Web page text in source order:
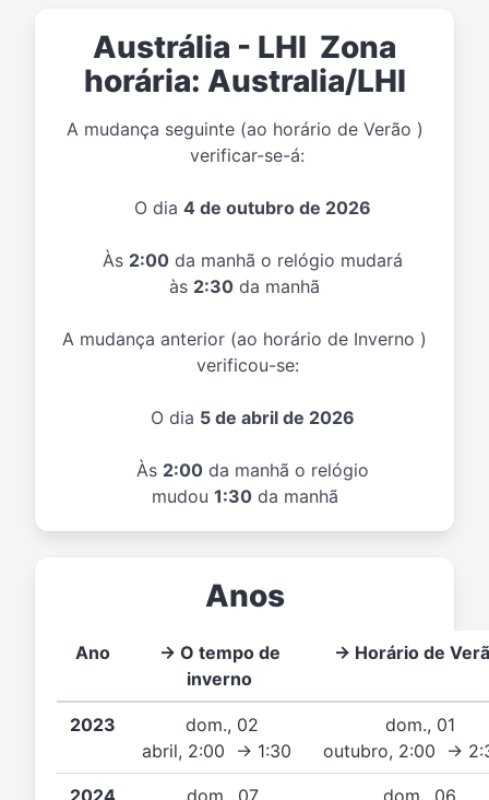
Austrália - LHI Zona
horária: Australia/LHI
A mudança seguinte (ao horário de Verão )
verificar-se-á:
O dia 4 de outubro de 2026
Às 2:00 da manhã o relógio mudará
às 2:30 da manhã
A mudança anterior (ao horário de Inverno )
verificou-se:
O dia 5 de abril de 2026
Às 2:00 da manhã o relógio
mudou 1:30da manhã
Anos
Ano
→ O tempo de
inverno
→ Horário de
2023
dom., 02
abril, 2:00 → 1:30
dom., 01
outubro, 2:00 →
2024
dom., 07
dom., 06